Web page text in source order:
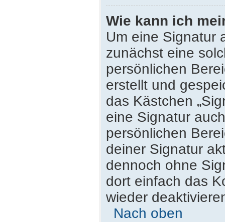
Wie kann ich
Um eine Signatur
zunächst eine
persönlichen
erstellt und
das Kästchen
eine Signatur
persönlichen
deiner Signatur
dennoch ohne
dort einfach das
wieder
Nach oben